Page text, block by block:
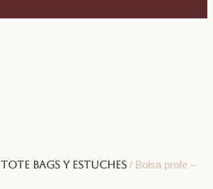
Tote bags y estuches / Bolsa profe –